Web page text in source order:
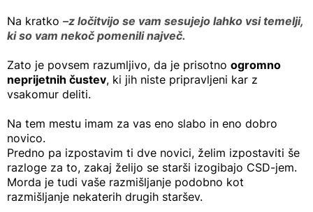
Na kratko –z ločitvijo se vam sesujejo lahko vsi temelji,
ki so vam nekoč pomenili največ.
Zato je povsem razumljivo, da je prisotno ogromno
neprijetnih čustev, ki jih niste pripravljeni kar z
vsakomur deliti.
Na tem mestu imam za vas eno slabo in eno dobro
novico.
Predno pa izpostavim ti dve novici, želim izpostaviti še
razloge za to, zakaj želijo se starši izogibajo CSD-jem.
Morda je tudi vaše razmišljanje podobno kot
razmišljanje nekaterih drugih staršev.